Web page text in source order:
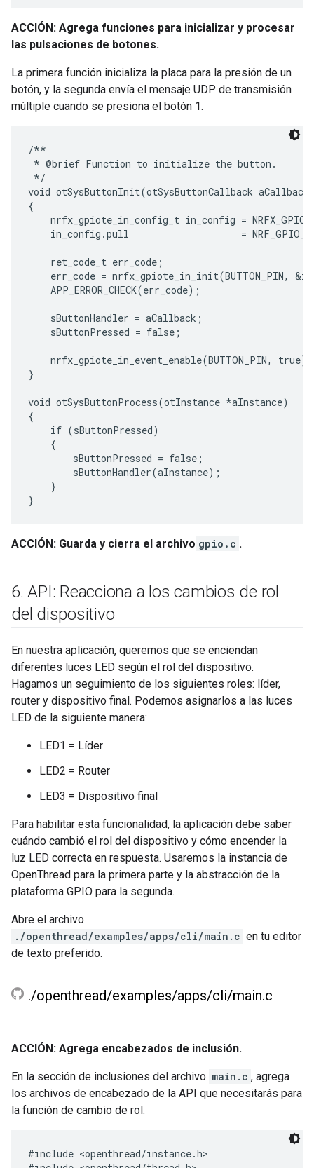
ACCIÓN: Agrega funciones para inicializar y procesar
las pulsaciones de botones.
La primera función inicializa la placa para la presión de un
botón, y la segunda envía el mensaje UDP de transmisión
múltiple cuando se presiona el botón 1.
/**
* @brief Function to initialize the button.
*/
void otSysButtonInit(otSysButtonCallback
{
nrfx_gpiote_in_config_t in_config =
in_config.pull                    =
    ret_code_t err_code;
err_code = nrfx_gpiote_in_init(BUTTON_PIN,
    APP_ERROR_CHECK(err_code);
    sButtonHandler = aCallback;
    sButtonPressed = false;
    nrfx_gpiote_in_event_enable(BUTTON_PIN, true);
}
void otSysButtonProcess(otInstance *aInstance)
{
    if (sButtonPressed)
    {
        sButtonPressed = false;
        sButtonHandler(aInstance);
    }
ACCIÓN: Guarda y cierra el archivo gpio.c .
6. API: Reacciona a los cambios de rol
del dispositivo
En nuestra aplicación, queremos que se enciendan
diferentes luces LED según el rol del dispositivo.
Hagamos un seguimiento de los siguientes roles: líder,
router y dispositivo final. Podemos asignarlos a las luces
LED de la siguiente manera:
LED1 = Líder
LED2 = Router
LED3 = Dispositivo final
Para habilitar esta funcionalidad, la aplicación debe saber
cuándo cambió el rol del dispositivo y cómo encender la
luz LED correcta en respuesta. Usaremos la instancia de
OpenThread para la primera parte y la abstracción de la
plataforma GPIO para la segunda.
Abre el archivo
./openthread/examples/apps/cli/main.c en tu editor
de texto preferido.
./openthread/examples/apps/cli/main.c
ACCIÓN: Agrega encabezados de inclusión.
En la sección de inclusiones del archivo main.c , agrega
los archivos de encabezado de la API que necesitarás para
la función de cambio de rol.
#include <openthread/instance.h>